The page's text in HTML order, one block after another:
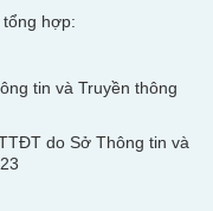
hợp:
tin và Truyền thông
do Sở Thông tin và